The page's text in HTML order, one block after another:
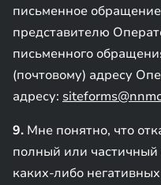
письменное
представителю
письменного
(почтовому) адресу
адресу:
9. Мне понятно, что
полный или частичный
каких-либо